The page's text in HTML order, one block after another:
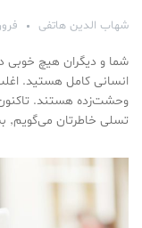
شهاب الدین هاتفی
شما و دیگران هیچ
انسانی کامل هستید.
وحشت‌زده هستند.
تسلی خاطرتان می‌گویم٬ بسیاری از…